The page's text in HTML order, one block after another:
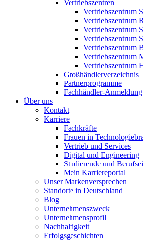
Vertriebszentren
Vertriebszentrum
Vertriebszentrum
Vertriebszentrum
Vertriebszentrum
Vertriebszentrum
Vertriebszentrum
Vertriebszentrum
Großhändlerverzeichnis
Partnerprogramme
Fachhändler-Anmeldung
Über uns
Kontakt
Karriere
Fachkräfte
Frauen in
Vertrieb und Services
Digital und Engineering
Studierende und
Mein Karriereportal
Unser Markenversprechen
Standorte in Deutschland
Blog
Unternehmenszweck
Unternehmensprofil
Nachhaltigkeit
Erfolgsgeschichten